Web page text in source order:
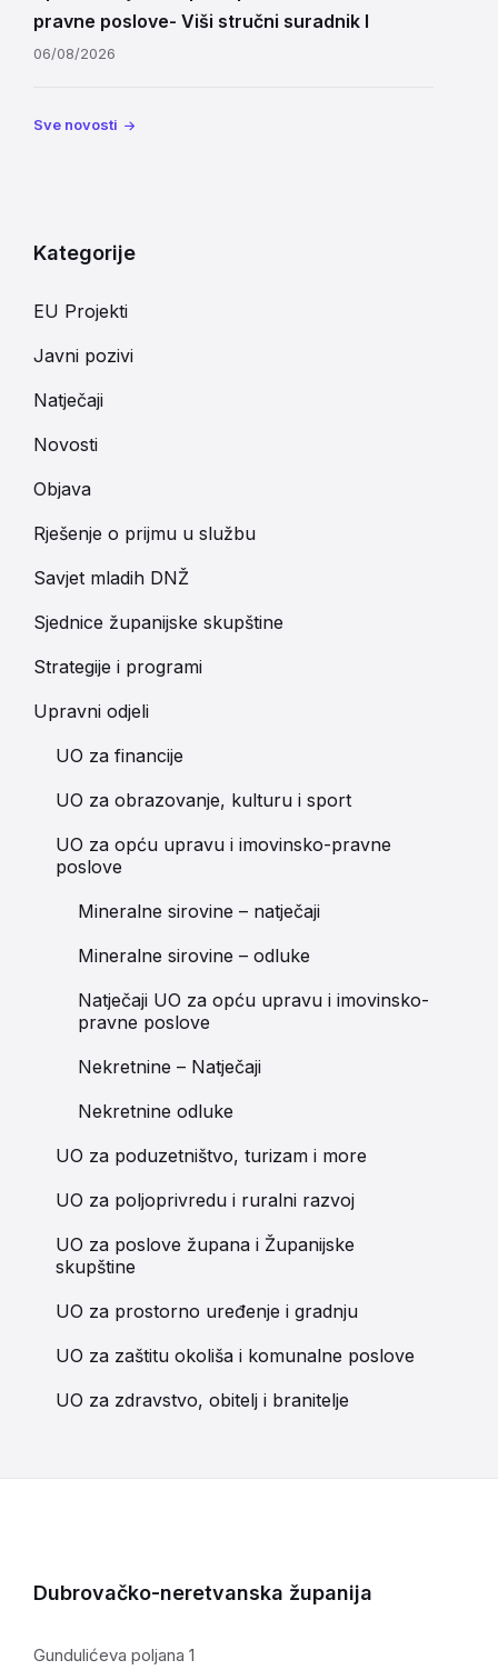
pravne poslove- Viši stručni suradnik I
06/08/2026
Sve novosti
Kategorije
EU Projekti
Javni pozivi
Natječaji
Novosti
Objava
Rješenje o prijmu u službu
Savjet mladih DNŽ
Sjednice županijske skupštine
Strategije i programi
Upravni odjeli
UO za financije
UO za obrazovanje, kulturu i sport
UO za opću upravu i imovinsko-pravne
poslove
Mineralne sirovine – natječaji
Mineralne sirovine – odluke
Natječaji UO za opću upravu i imovinsko-
pravne poslove
Nekretnine – Natječaji
Nekretnine odluke
UO za poduzetništvo, turizam i more
UO za poljoprivredu i ruralni razvoj
UO za poslove župana i Županijske
skupštine
UO za prostorno uređenje i gradnju
UO za zaštitu okoliša i komunalne poslove
UO za zdravstvo, obitelj i branitelje
Dubrovačko-neretvanska županija
Gundulićeva poljana 1